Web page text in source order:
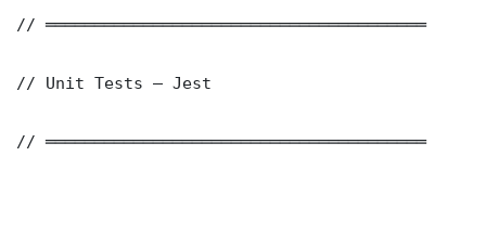
// ═══════════════════════════════════════
// Unit Tests — Jest
// ═══════════════════════════════════════